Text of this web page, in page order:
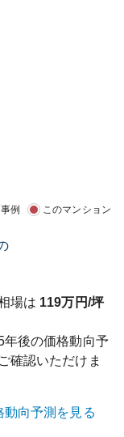
例 このマンション
場は 119万円/坪
年後の価格動向予
確認いただけま
向予測を見る